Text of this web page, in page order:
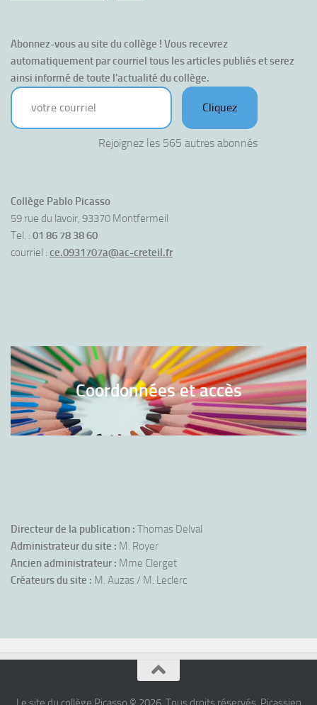
Abonnez-vous au site du collège ! Vous recevrez
automatiquement par courriel tous les articles publiés et serez
ainsi informé de toute l'actualité du collège.
votre courriel
Cliquez
Rejoignez les 565 autres abonnés
Collège Pablo Picasso
59 rue du lavoir, 93370 Montfermeil
Tel. : 01 86 78 38 60
courriel : ce.0931707a@ac-creteil.fr
Coordonnées et accès
Directeur de la publication : Thomas Delval
Administrateur du site : M. Royer
Ancien administrateur : Mme Clerget
Créateurs du site : M. Auzas / M. Leclerc